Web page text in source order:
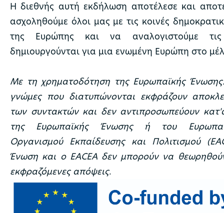
Η διεθνής αυτή εκδήλωση αποτέλεσε και
ασχοληθούμε όλοι μας με τις κοινές
της Ευρώπης και να αναλογιστούμε
δημιουργούνται για μια ενωμένη Ευρώπη στο
Με τη χρηματοδότηση της Ευρωπαϊκής
γνώμες που διατυπώνονται εκφράζουν
των συντακτών και δεν αντιπροσωπεύουν
της Ευρωπαϊκής Ένωσης ή του
Οργανισμού Εκπαίδευσης και Πολιτισμού
Ένωση και ο EACEA δεν μπορούν να
εκφραζόμενες απόψεις.